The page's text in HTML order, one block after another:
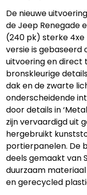
De nieuwe
de Jeep Renegade
(240 pk) sterke
versie is gebaseerd
uitvoering en direct
bronskleurige
dak en de zwarte
onderscheidende
door details in
zijn vervaardigd uit
hergebruikt
portierpanelen. De
deels gemaakt van
duurzaam
en gerecycled